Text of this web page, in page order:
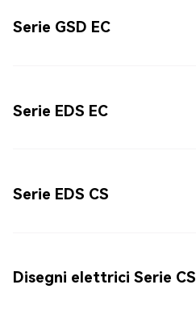
Serie GSD EC
Serie EDS EC
Serie EDS CS
Disegni elettrici Serie CS